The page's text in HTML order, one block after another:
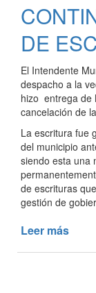
LA
DE
DE
El Intendente
despacho a la
hizo entrega de
cancelación de
La escritura fue
del municipio
siendo esta una
de escrituras
gestión de
Leer más